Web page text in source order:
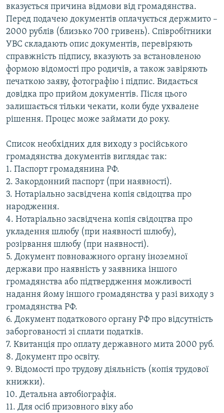
вказується причина відмови від громадянства.
Перед подачею документів оплачується держмито –
2000 рублів (близько 700 гривень). Співробітники
УВС складають опис документів, перевіряють
справжність підпису, вказують за встановленою
формою відомості про родичів, а також завіряють
печаткою заяву, фотографію і підпис. Видається
довідка про прийом документів. Після цього
залишається тільки чекати, коли буде ухвалене
рішення. Процес може займати до року.
Список необхідних для виходу з російського
громадянства документів виглядає так:
1. Паспорт громадянина РФ.
2. Закордонний паспорт (при наявності).
3. Нотаріально засвідчена копія свідоцтва про
народження.
4. Нотаріально засвідчена копія свідоцтва про
укладення шлюбу (при наявності шлюбу),
розірвання шлюбу (при наявності).
5. Документ повноважного органу іноземної
держави про наявність у заявника іншого
громадянства або підтвердження можливості
надання йому іншого громадянства у разі виходу з
громадянства РФ.
6. Документ податкового органу РФ про відсутність
заборгованості зі сплати податків.
7. Квитанція про оплату державного мита 2000 руб.
8. Документ про освіту.
9. Відомості про трудову діяльність (копія трудової
книжки).
10. Детальна автобіографія.
11. Для осіб призовного віку або